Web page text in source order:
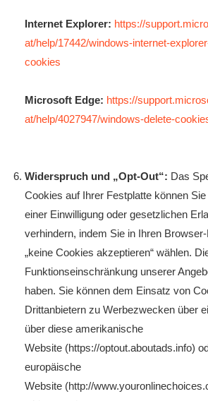
Internet Explorer: https://
at/help/17442/windows-internet-
cookies
Microsoft Edge: https://
at/help/4027947/windows-delete-
Widerspruch und „Opt-Out“: Das
Cookies auf Ihrer Festplatte können
einer Einwilligung oder gesetzlichen
verhindern, indem Sie in Ihren
„keine Cookies akzeptieren“ wählen.
Funktionseinschränkung unserer
haben. Sie können dem Einsatz von
Drittanbietern zu Werbezwecken über
über diese amerikanische
Website (https://optout.aboutads.info)
europäische
Website (http://